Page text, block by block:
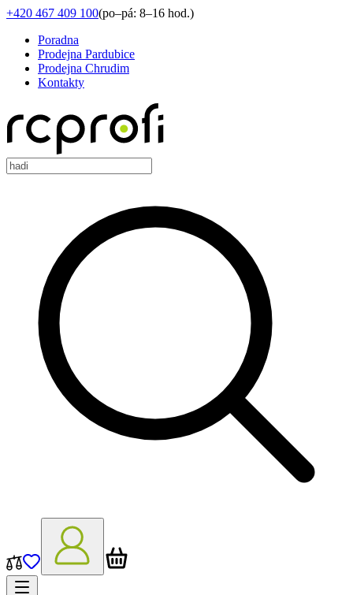
+420 467 409 100(po–pá: 8–16 hod.)
Poradna
Prodejna Pardubice
Prodejna Chrudim
Kontakty